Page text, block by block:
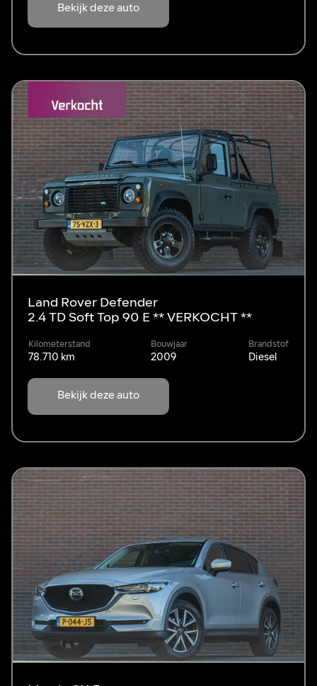
Bekijk deze auto
Land Rover Defender
2.4 TD Soft Top 90 E ** VERKOCHT **
Kilometerstand
78.710 km
Bouwjaar
2009
Brandstof
Diesel
Bekijk deze auto